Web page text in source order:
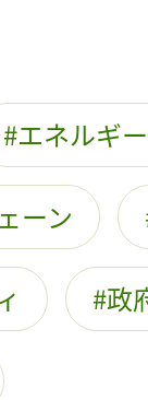
エネルギ
ーン
政